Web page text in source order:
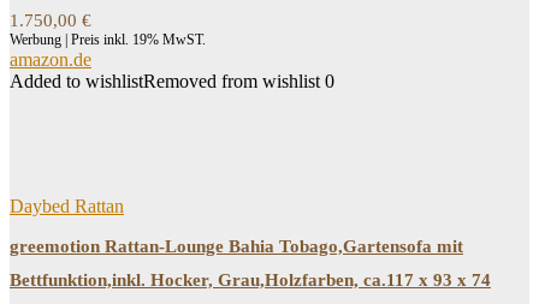
1.750,00 €
Werbung | Preis inkl. 19% MwST.
amazon.de
Added to wishlistRemoved from wishlist 0
Daybed Rattan
greemotion Rattan-Lounge Bahia Tobago,Gartensofa mit
Bettfunktion,inkl. Hocker, Grau,Holzfarben, ca.117 x 93 x 74